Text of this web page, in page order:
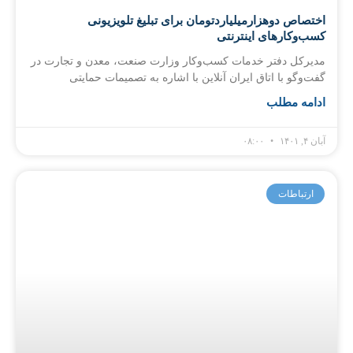
اختصاص دوهزارمیلیاردتومان برای تبلیغ تلویزیونی
کسب‌وکارهای اینترنتی
مدیرکل دفتر خدمات کسب‌وکار وزارت صنعت، معدن و تجارت در
گفت‌وگو با اتاق ایران آنلاین با اشاره به تصمیمات حمایتی
ادامه مطلب
آبان ۴, ۱۴۰۱
ارتباطات